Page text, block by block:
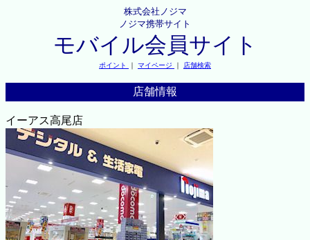
株式会社ノジマ
ノジマ携帯サイト
モバイル会員サイト
ポイント ｜ マイページ ｜ 店舗検索
店舗情報
イーアス高尾店